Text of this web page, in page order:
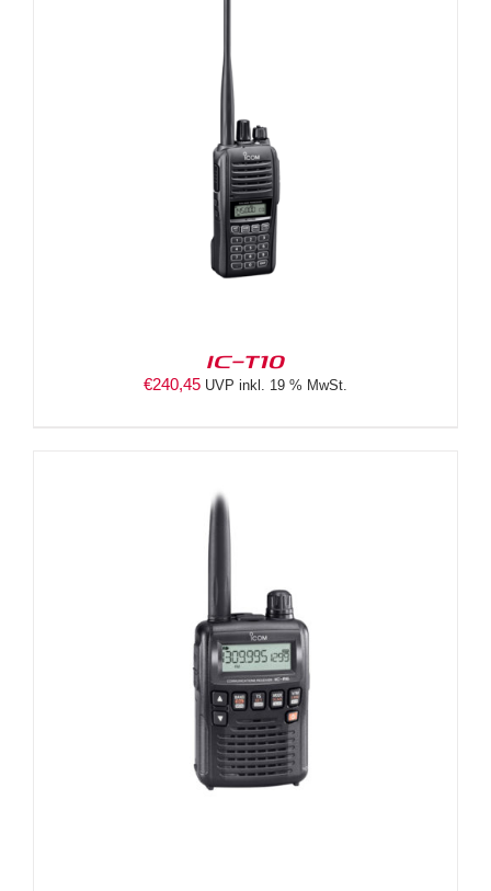
IC-T10
€240,45 UVP inkl. 19 % MwSt.